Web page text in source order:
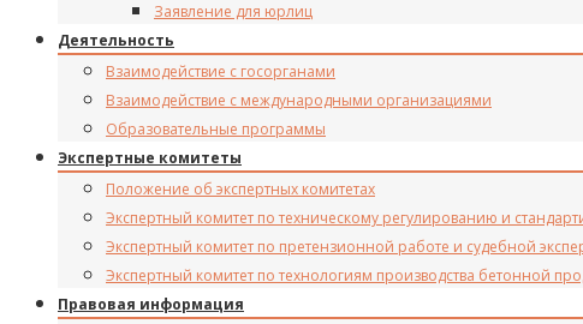
Заявление для юрлиц
Деятельность
Взаимодействие с госорганами
Взаимодействие с международными организациями
Образовательные программы
Экспертные комитеты
Положение об экспертных комитетах
Экспертный комитет по техническому регулированию и
Экспертный комитет по претензионной работе и судебной
Экспертный комитет по технологиям производства бетонной
Правовая информация